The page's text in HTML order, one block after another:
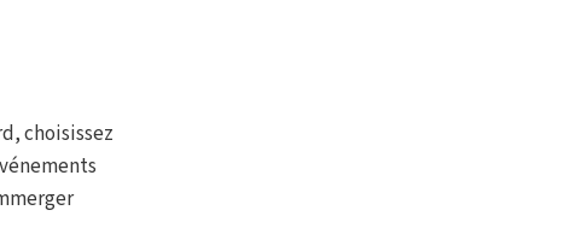
choisissez